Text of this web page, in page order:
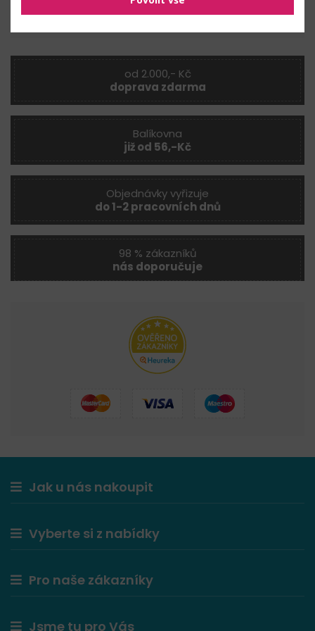
od 2.000,- Kč
doprava zdarma
Balíkovna
již od 56,-Kč
Objednávky vyřizuje
do 1-2 pracovních dnů
98 % zákazníků
nás doporučuje
Jak u nás nakoupit
Vyberte si z nabídky
Pro naše zákazníky
Jsme tu pro Vás